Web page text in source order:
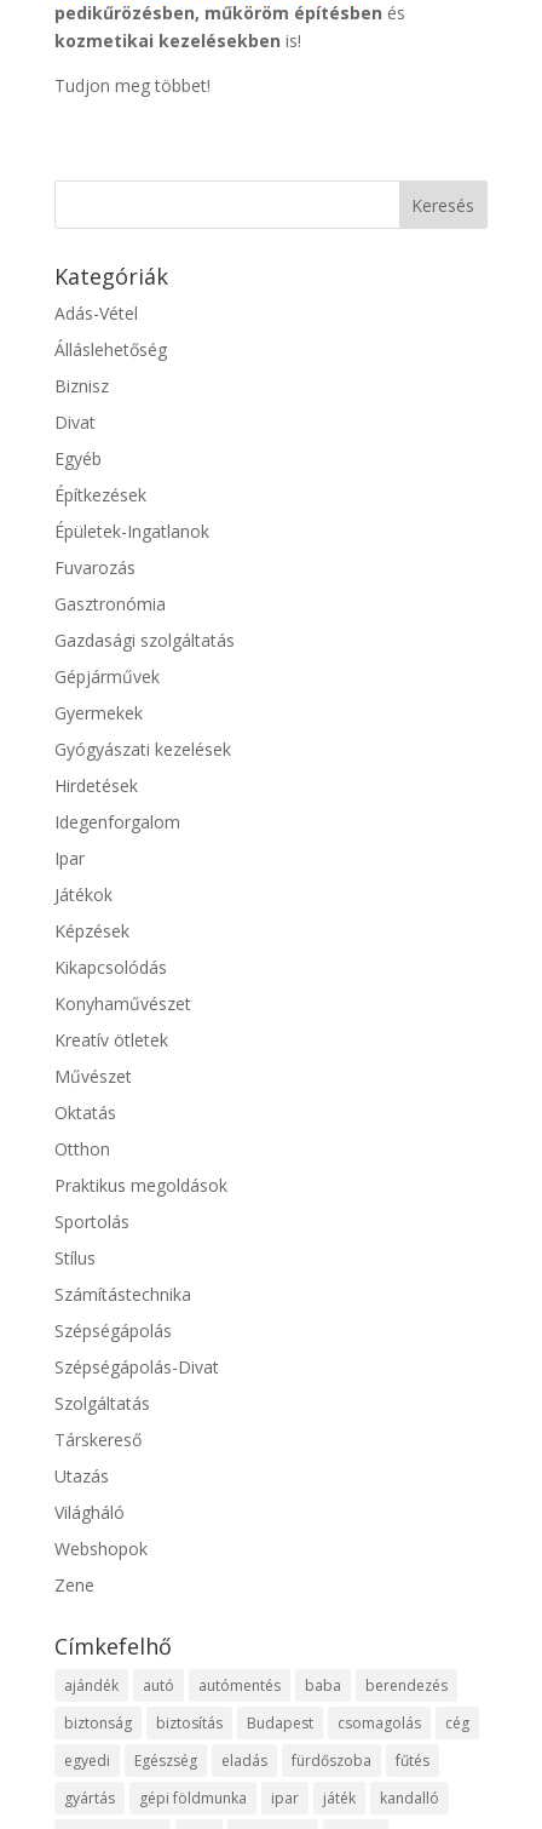
pedikűrözésben, műköröm építésben és
kozmetikai kezelésekben is!
Tudjon meg többet!
Kategóriák
Adás-Vétel
Álláslehetőség
Biznisz
Divat
Egyéb
Építkezések
Épületek-Ingatlanok
Fuvarozás
Gasztronómia
Gazdasági szolgáltatás
Gépjárművek
Gyermekek
Gyógyászati kezelések
Hirdetések
Idegenforgalom
Ipar
Játékok
Képzések
Kikapcsolódás
Konyhaművészet
Kreatív ötletek
Művészet
Oktatás
Otthon
Praktikus megoldások
Sportolás
Stílus
Számítástechnika
Szépségápolás
Szépségápolás-Divat
Szolgáltatás
Társkereső
Utazás
Világháló
Webshopok
Zene
Címkefelhő
ajándék autó autómentés baba
berendezés
biztonság
biztosítás Budapest csomagolás
cég
egyedi
Egészség eladás fürdőszoba
fűtés
gyártás
gépi földmunka ipar játék
kandalló